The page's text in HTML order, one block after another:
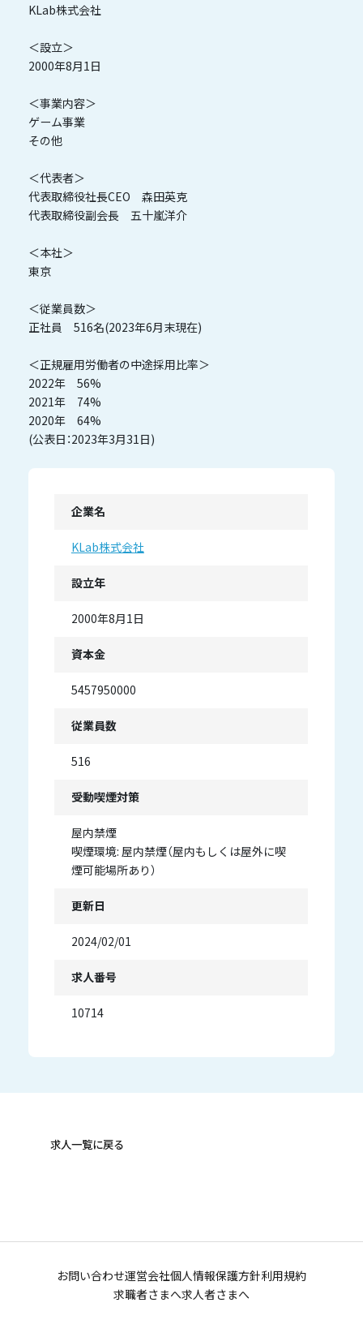
KLab株式会社
＜設立＞
2000年8月1日
＜事業内容＞
ゲーム事業
その他
＜代表者＞
代表取締役社長CEO 森田英克
代表取締役副会長 五十嵐洋介
＜本社＞
東京
＜従業員数＞
正社員 516名(2023年6月末現在)
＜正規雇用労働者の中途採用比率＞
2022年 56%
2021年 74%
2020年 64%
(公表日：2023年3月31日)
企業名
KLab株式会社
設立年
2000年8月1日
資本金
5457950000
従業員数
516
受動喫煙対策
屋内禁煙
喫煙環境: 屋内禁煙（屋内もしくは屋外に喫
煙可能場所あり）
更新日
2024/02/01
求人番号
10714
求人一覧に戻る
お問い合わせ運営会社個人情報保護方針利用規約
求職者さまへ求人者さまへ